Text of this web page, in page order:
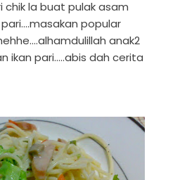
chik la buat pulak asam
popular
anak2
ikan pari.....abis dah cerita